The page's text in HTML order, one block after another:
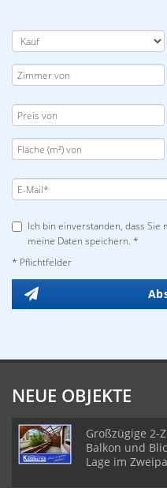
Ich bin einverstanden, dass
meine Daten speichern. *
* Pflichtfelder
NEUE OBJEKTE
Großzügige 2-
Balkon und
Lage im